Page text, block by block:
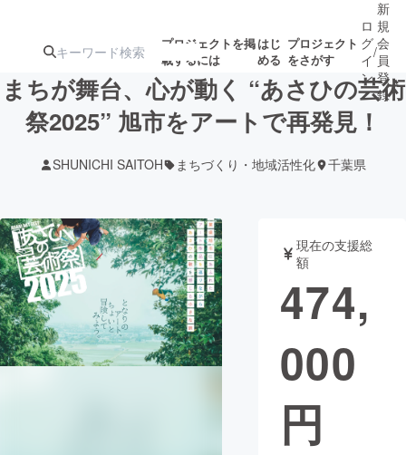
プロジェクトを掲
載するには
はじ
める
プロジェクト
をさがす
ジェクト
ターン
ジェクト
募集終了が近いプ
ロジェクト
もうすぐ公開
されます
アート・写真 音楽
テクノロジー・ガジェット ゲーム・サ
映像・映画
ロ
グ
イ
ン
/
新
規
会
員
登
録
まちが舞台、心が動く “あさひの芸術
祭2025” 旭市をアートで再発見！
SHUNICHI SAITOH まちづくり・地域活性化 千葉県
現在の支援総
額
474,
000
円